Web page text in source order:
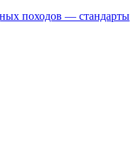
походов — стандарты